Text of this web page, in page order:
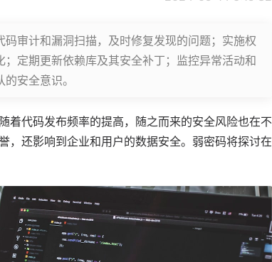
审计和漏洞扫描，及时修复发现的问题；实施权
定期更新依赖库及其安全补丁；监控异常活动和
安全意识。
着代码发布频率的提高，随之而来的安全风险也在不
还影响到企业和用户的数据安全。 弱密码将探讨在